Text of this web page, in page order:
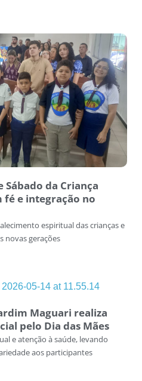
da Criança
e integração no
espiritual das crianças e
novas gerações
Maguari realiza
pelo Dia das Mães
e atenção à saúde, levando
aos participantes